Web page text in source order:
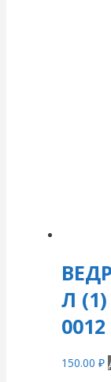
Л
0012
150.00 ₽